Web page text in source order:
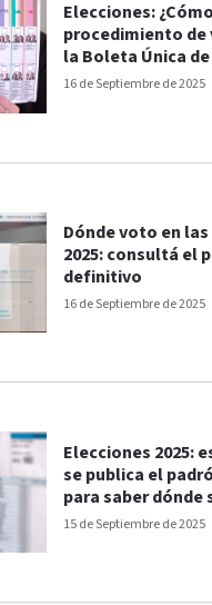
16 de Septiembre de 2025
Elecciones:
procedimiento de
la Boleta Única de
16 de Septiembre de 2025
Dónde voto en
2025: consultá el
definitivo
15 de Septiembre de 2025
Elecciones 2025:
se publica el
para saber dónde